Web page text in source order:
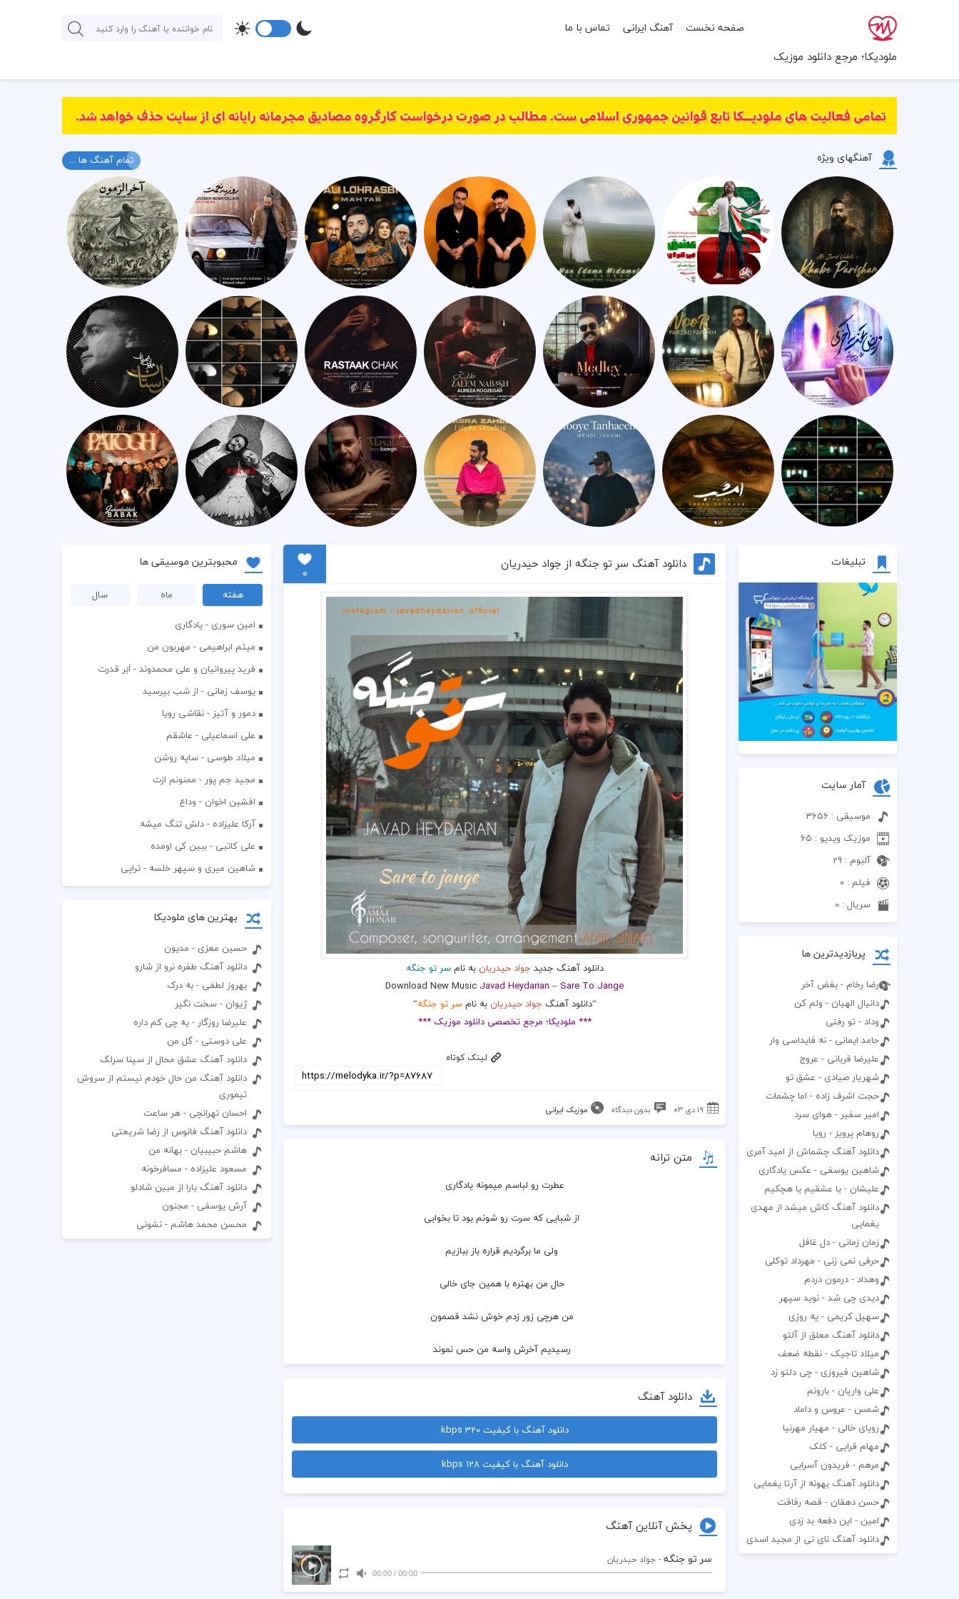
ملودیکا؛ مرجع دانلود موزیک
صفحه نخست آهنگ ایرانی تماس با ما
آهنگهای ویژه تمام آهنگ ها ...
تبلیغات
آمار سایت
موسیقی : 3656
موزیک ویدیو : 65
آلبوم : 29
فیلم : 0
سریال : 0
پربازدیدترین ها
رضا رخام - بغض آخر
دانیال الهیان - ولم کن
وداد - تو رفتی
حامد ایمانی - نه فایداسی وار
علیرضا قربانی - عروج
شهريار صيادى - عشق تو
حجت اشرف زاده - اما چشمات
امیر سفیر - هوای سرد
روهام پرویز - رویا
دانلود آهنگ چشماش از امید آمری
شاهین یوسفی - عکس یادگاری
علیشان - یا عشقیم یا هچکیم
دانلود آهنگ کاش میشد از مهدی
یغمایی
زمان زمانی - دل غافل
حرفی نمی زنی - مهرداد توکلی
وهداد - درمون دردم
دیدی چی شد - نوید سپهر
سهیل کریمی - یه روزی
دانلود آهنگ معلق از آلتو
میلاد تاجیک - نقطه ضعف
شاهین فیروزی - چی دلتو زد
علی واریان - بارونم
شمس - عروس و داماد
رویای خالی - مهیار مهرنیا
مهام قرایی - کلک
مرهم - فریدون آسرایی
دانلود آهنگ بهونه از آرتا یغمایی
حسن دهقان - قصه رفاقت
امین - این دفعه بد زدی
دانلود آهنگ نای نی از مجید اسدی
دانلود آهنگ سر تو جنگه از جواد حیدریان
0
دانلود آهنگ جدید جواد حیدریان به نامسر تو جنگه
Download New Music Javad Heydarian –Sare To Jange
“دانلود آهنگ جواد حیدریان به نامسر تو جنگه“
*** ملودیکا؛ مرجع تخصصی دانلود موزیک ***
لینک کوتاه
۱۹ دی ۰۳ بدون دیدگاه موزیک ایرانی
متن ترانه
عطرت رو لباسم میمونه یادگاری
  از شبایی که سرت رو شونم بود تا بخوابی
  ولی ما برگردیم قراره باز ببازیم
  حال من بهتره با همین جای خالی
  من هرچی زور زدم خوش نشد قصمون
  رسیدیم آخرش واسه من حس نموند
  ولی از اون روزامون چیزی تو بش نگو
  مهم نی حال و روزت بشه چی بد من
  میمیرن خاطره ها میمونه این شب تلخ
دانلود آهنگ
دانلود آهنگ با کیفیت 320 kbps
دانلود آهنگ با کیفیت 128 kbps
پخش آنلاین آهنگ
سر تو جنگه - جواد حیدریان
00:00
/
00:00
محبوبترین موسیقی ها
هفته ماه
سال
امین سوری - یادگاری
میثم ابراهیمی - مهربون من
فرید پیروانیان و علی محمدوند - اَبَر قدرت
یوسف زمانی - از شب بپرسید
دمور و آتیز - نقاشی رویا
علی اسماعیلی - عاشقم
میلاد طوسی - سایه روشن
مجید جم پور - ممنونم ازت
افشين اخوان - وداع
آرکا علیزاده - دلش تنگ میشه
علی کاتبی - ببین کی اومده
شاهین میری و سپهر خلسه - تراپی
بهترین های ملودیکا
حسین معزی - مدیون
دانلود آهنگ طفره نرو از شارو
بهروز لطفی - به درک
ژیوان - سخت نگیر
علیرضا روزگار - یه چی کم داره
علی دوستی - گل من
دانلود آهنگ عشق محال از سینا سرلک
دانلود آهنگ من حال خودم نیستم از سروش
تیموری
احسان تهرانچی - هر ساعت
دانلود آهنگ فانوس از رضا شریعتی
هاشم حبیبیان - بهانه من
مسعود علیزاده - مسافرخونه
دانلود آهنگ یارا از مبین شادلو
آرش یوسفی - مجنون
محسن محمد هاشم - نشونی